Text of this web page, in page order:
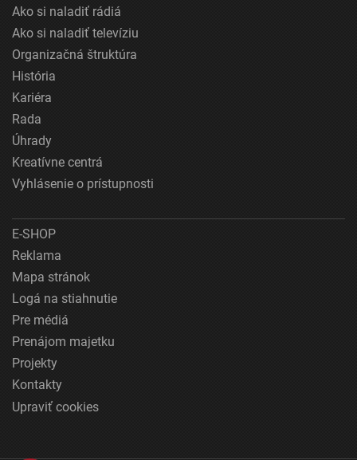
Ako si naladiť rádiá
Ako si naladiť televíziu
Organizačná štruktúra
História
Kariéra
Rada
Úhrady
Kreatívne centrá
Vyhlásenie o prístupnosti
E-SHOP
Reklama
Mapa stránok
Logá na stiahnutie
Pre médiá
Prenájom majetku
Projekty
Kontakty
Upraviť cookies